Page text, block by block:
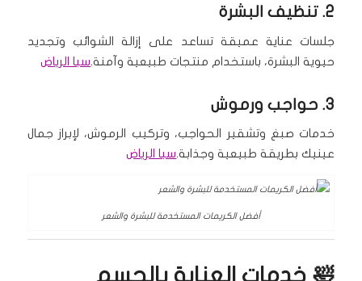
2. تنظيف البشرة
جلسات عناية عميقة تساعد على إزالة الشوائب وتجديد
حيوية البشرة، باستخدام منتجات طبيعية وآمنة.سبا الرياض
3. حواجب ورموش
خدمات صبغ وتشقير الحواجب، وتركيب الرموش، لإبراز جمال
عينيك بطريقة طبيعية وجذابة.سبا الرياض
أفضل الكريمات المستخدمة للبشرة والشعر
🛀 خدمات العناية بالجسم